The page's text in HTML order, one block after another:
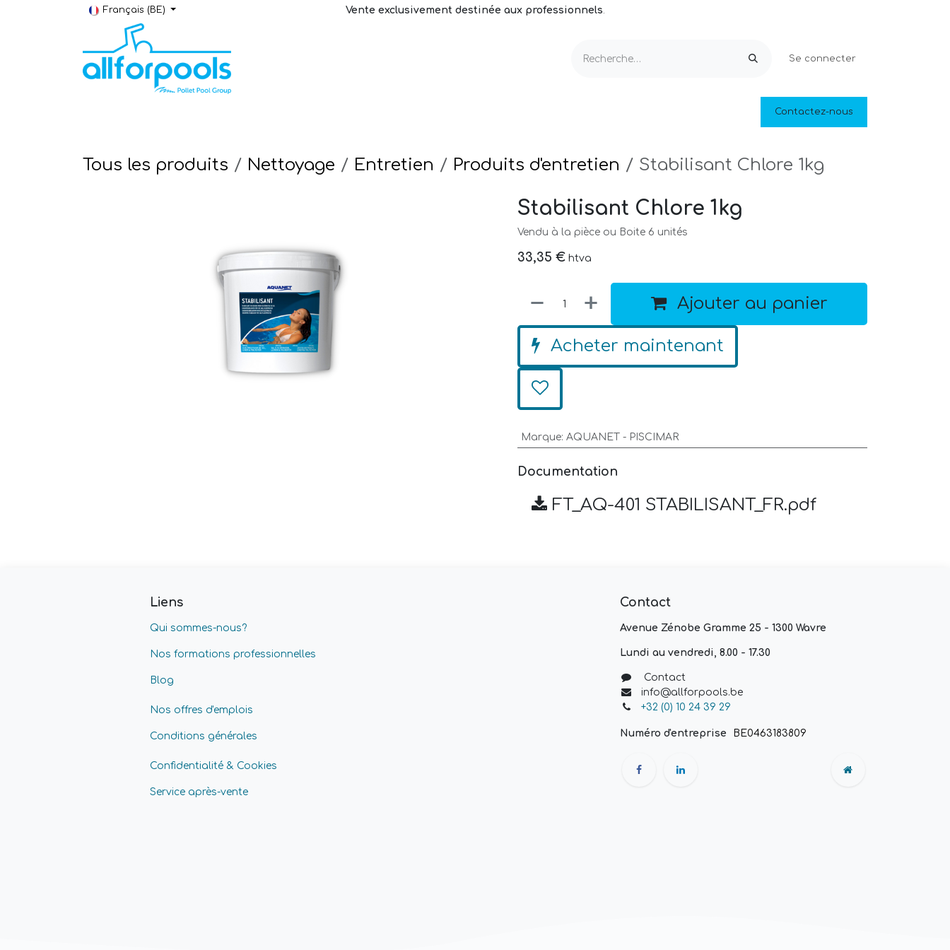
Se rendre au contenu
Français (BE) Vente exclusivement destinée aux professionnels.
Se connecter
Piscines naturelles
Contactez-nous
Tous les produits Nettoyage Entretien Produits d'entretien Stabilisant Chlore 1kg
Stabilisant Chlore 1kg
Vendu à la pièce ou Boite 6 unités
33,35 € htva
Ajouter au panier
Acheter maintenant
Marque: AQUANET - PISCIMAR
Documentation
FT_AQ-401 STABILISANT_FR.pdf
Liens
Qui sommes-nous?
Nos formations professionnelles
Blog
Nos offres d'emplois
Conditions générales
Confidentialité & Cookies
Service après-vente
Contact
Avenue Zénobe Gramme 25 - 1300 Wavre
Lundi au vendredi, 8.00 - 17.30
Contact
info@allforpools.be
+32 (0) 10 24 39 29
Numéro d'entreprise BE0463183809